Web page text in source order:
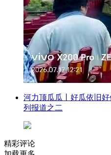
河力顶瓜瓜丨好瓜依旧
列报道之二
精彩评论